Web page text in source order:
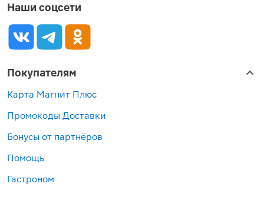
Наши соцсети
Покупателям
Карта Магнит Плюс
Промокоды Доставки
Бонусы от партнёров
Помощь
Гастроном